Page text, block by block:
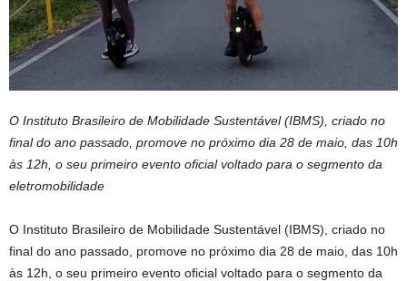
O Instituto Brasileiro de Mobilidade Sustentável (IBMS), criado no
final do ano passado, promove no próximo dia 28 de maio, das 10h
às 12h, o seu primeiro evento oficial voltado para o segmento da
eletromobilidade
O Instituto Brasileiro de Mobilidade Sustentável (IBMS), criado no
final do ano passado, promove no próximo dia 28 de maio, das 10h
às 12h, o seu primeiro evento oficial voltado para o segmento da